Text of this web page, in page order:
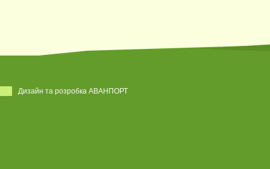
Дизайн та розробка АВАНПОРТ